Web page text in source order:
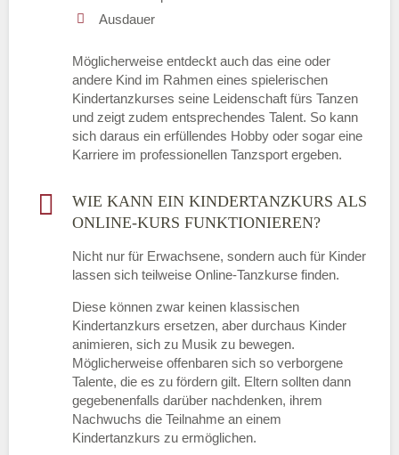
Ausdauer
Möglicherweise entdeckt auch das eine oder
andere Kind im Rahmen eines spielerischen
Kindertanzkurses seine Leidenschaft fürs Tanzen
und zeigt zudem entsprechendes Talent. So kann
sich daraus ein erfüllendes Hobby oder sogar eine
Karriere im professionellen Tanzsport ergeben.
WIE KANN EIN KINDERTANZKURS ALS
ONLINE-KURS FUNKTIONIEREN?
Nicht nur für Erwachsene, sondern auch für Kinder
lassen sich teilweise Online-Tanzkurse finden.
Diese können zwar keinen klassischen
Kindertanzkurs ersetzen, aber durchaus Kinder
animieren, sich zu Musik zu bewegen.
Möglicherweise offenbaren sich so verborgene
Talente, die es zu fördern gilt. Eltern sollten dann
gegebenenfalls darüber nachdenken, ihrem
Nachwuchs die Teilnahme an einem
Kindertanzkurs zu ermöglichen.